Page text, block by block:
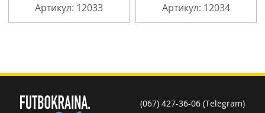
Артикул: 12033 Артикул: 12034
(067) 427-36-06 (Telegram)